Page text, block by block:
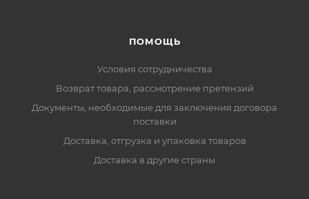
ПОМОЩЬ
Условия сотрудничества
Возврат товара, рассмотрение претензий
Документы, необходимые для заключения договора
поставки
Доставка, отгрузка и упаковка товаров
Доставка в другие страны